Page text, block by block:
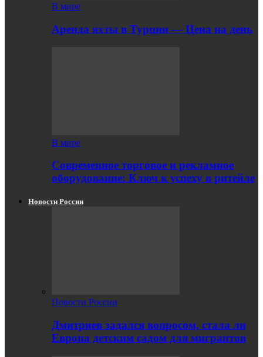
В мире
Аренда яхты в Турции — Цена на день
В мире
Современное торговое и рекламное
оборудование: Ключ к успеху в ритейле
Новости России
Новости России
Дмитриев задался вопросом, стала ли
Европа детским садом для мигрантов